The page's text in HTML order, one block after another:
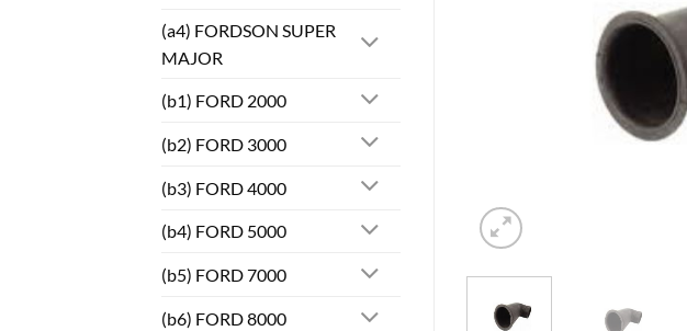
(a4) FORDSON SUPER
MAJOR
(b1) FORD 2000
(b2) FORD 3000
(b3) FORD 4000
(b4) FORD 5000
(b5) FORD 7000
(b6) FORD 8000